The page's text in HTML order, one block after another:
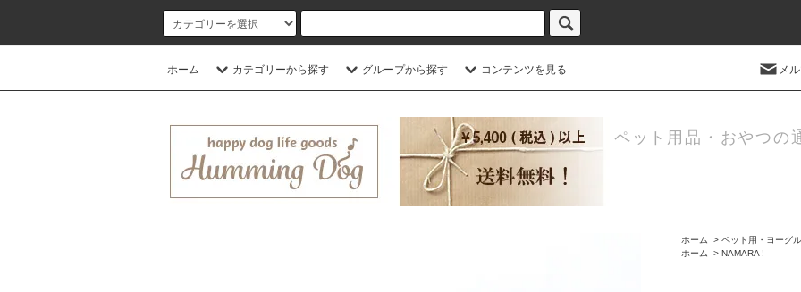
ホーム カテゴリーから探す グループから探す コンテンツを見る メ
ペット用品・おやつの
ホーム > ペット用・ヨーグ
ホーム
> NAMARA !